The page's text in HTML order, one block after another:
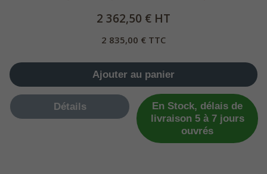
2 362,50 € HT
2 835,00 € TTC
Ajouter au panier
Détails
En Stock, délais de
livraison 5 à 7 jours
ouvrés